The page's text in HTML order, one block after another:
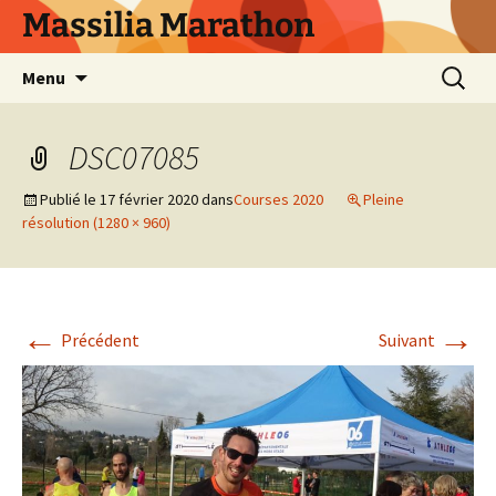
AllerMassilia Marathon
Menu
DSC07085
Publié le 17 février 2020dansCourses 2020
Pleine
résolution (1280 × 960)
← Précédent Suivant →